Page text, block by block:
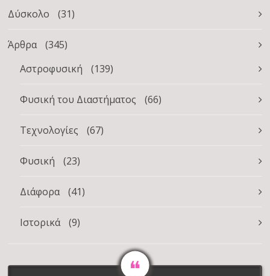
Δύσκολο (31)
Άρθρα
(345)
Αστροφυσική
(139)
Φυσική του Διαστήματος (66)
Τεχνολογίες (67)
Φυσική (23)
Διάφορα (41)
Ιστορικά (9)